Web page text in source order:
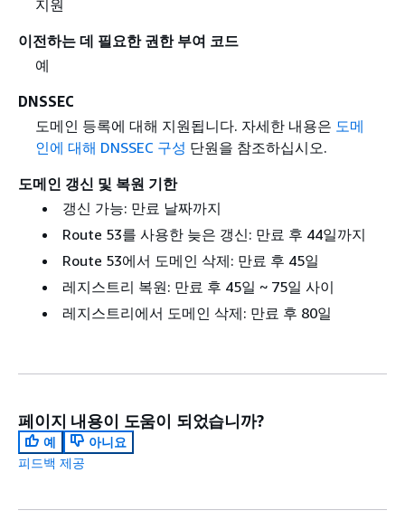
지원
이전하는 데 필요한 권한 부여 코드
예
DNSSEC
도메인 등록에 대해 지원됩니다. 자세한 내용은 도메
인에 대해 DNSSEC 구성 단원을 참조하십시오.
도메인 갱신 및 복원 기한
갱신 가능: 만료 날짜까지
Route 53를 사용한 늦은 갱신: 만료 후 44일까지
Route 53에서 도메인 삭제: 만료 후 45일
레지스트리 복원: 만료 후 45일 ~ 75일 사이
레지스트리에서 도메인 삭제: 만료 후 80일
페이지 내용이 도움이 되었습니까?
예
아니요
피드백 제공